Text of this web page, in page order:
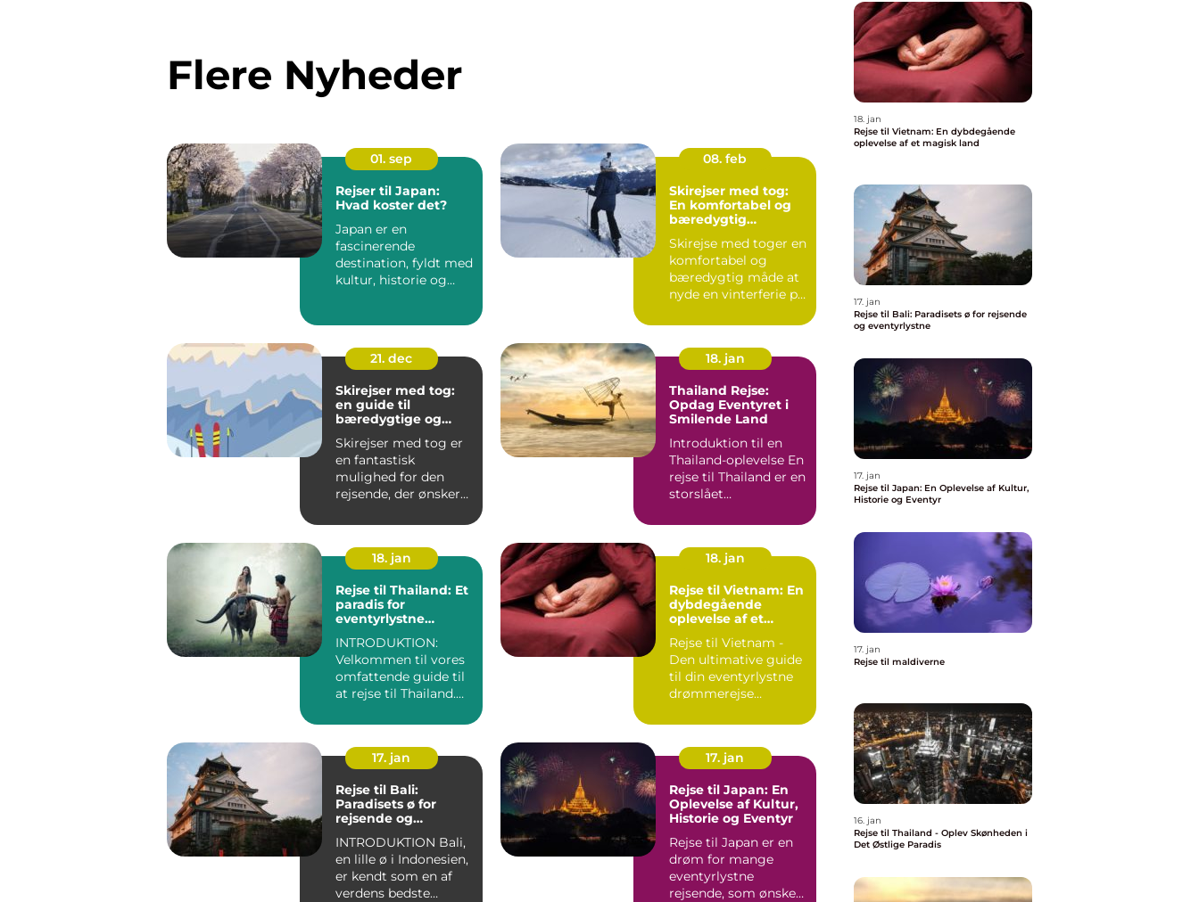
Flere Nyheder
01. sep
Rejser til Japan:
Hvad koster det?
Japan er en
fascinerende
destination, fyldt med
kultur, historie og
08. feb
Skirejser med tog:
En komfortabel og
bæredygtig
Skirejse med toger en
komfortabel og
bæredygtig måde at
nyde en vinterferie på.
21. dec
Skirejser med tog:
en guide til
bæredygtige og
Skirejser med tog er
en fantastisk
mulighed for den
rejsende, der ønsker
bekvemm...
18. jan
Thailand Rejse:
Opdag Eventyret i
Smilende Land
Introduktion til en
Thailand-oplevelse En
rejse til Thailand er en
storslået
fyldt...
18. jan
Rejse til Thailand: Et
paradis for
eventyrlystne
INTRODUKTION:
Velkommen til vores
omfattende guide til
at rejse til Thailand.
eventyrl...
18. jan
Rejse til Vietnam: En
dybdegående
oplevelse af et
Rejse til Vietnam -
Den ultimative guide
til din eventyrlystne
drømmerejse
Vietna...
17. jan
Rejse til Bali:
Paradisets ø for
rejsende og
INTRODUKTION Bali,
en lille ø i Indonesien,
er kendt som en af
verdens bedste
17. jan
Rejse til Japan: En
Oplevelse af Kultur,
Historie og Eventyr
Rejse til Japan er en
drøm for mange
eventyrlystne
rejsende, som ønsker
18. jan
Rejse til Vietnam: En dybdegående
oplevelse af et magisk land
17. jan
Rejse til Bali: Paradisets ø for rejsende
og eventyrlystne
17. jan
Rejse til Japan: En Oplevelse af Kultur,
Historie og Eventyr
17. jan
Rejse til maldiverne
16. jan
Rejse til Thailand - Oplev Skønheden i
Det Østlige Paradis